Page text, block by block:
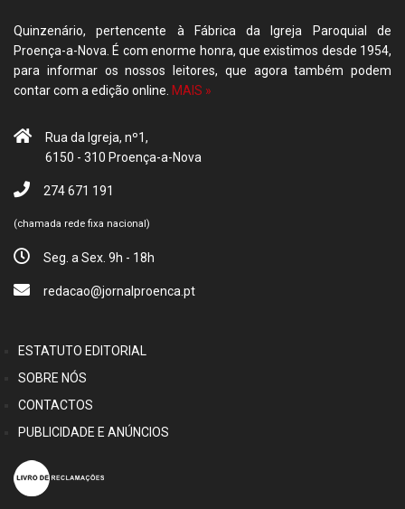
Quinzenário, pertencente à Fábrica da Igreja Paroquial de
Proença-a-Nova. É com enorme honra, que existimos desde 1954,
para informar os nossos leitores, que agora também podem
contar com a edição online. MAIS »
Rua da Igreja, nº1,
6150 - 310 Proença-a-Nova
274 671 191
(chamada rede fixa nacional)
Seg. a Sex. 9h - 18h
redacao@jornalproenca.pt
ESTATUTO EDITORIAL
SOBRE NÓS
CONTACTOS
PUBLICIDADE E ANÚNCIOS